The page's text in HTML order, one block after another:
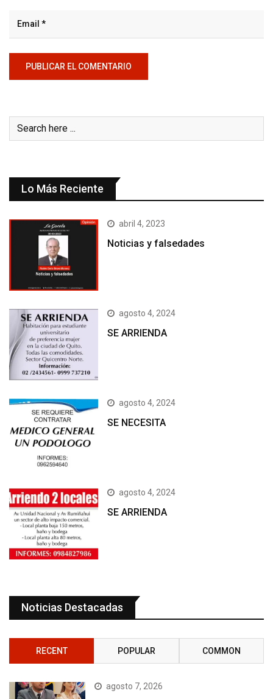
Lo Más Reciente
abril 4, 2023
Noticias y falsedades
agosto 4, 2024
SE ARRIENDA
agosto 4, 2024
SE NECESITA
agosto 4, 2024
SE ARRIENDA
Noticias Destacadas
RECENT POPULAR COMMON
agosto 7, 2026